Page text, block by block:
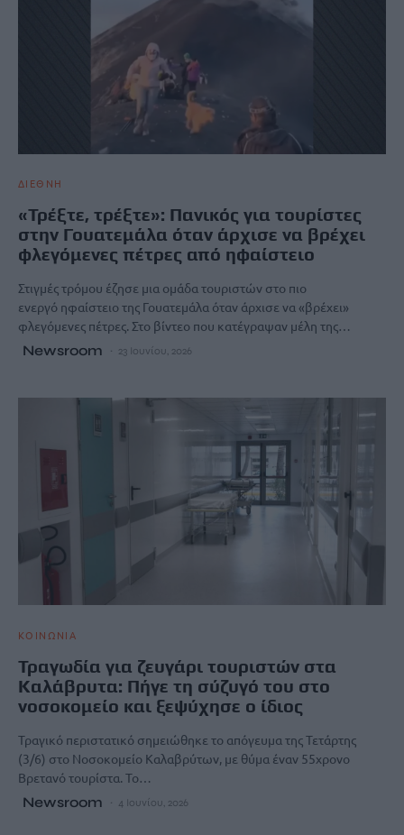
ΔΙΕΘΝΗ
«Τρέξτε, τρέξτε»: Πανικός για τουρίστες
στην Γουατεμάλα όταν άρχισε να βρέχει
φλεγόμενες πέτρες από ηφαίστειο
Στιγμές τρόμου έζησε μια ομάδα τουριστών στο πιο
ενεργό ηφαίστειο της Γουατεμάλα όταν άρχισε να «βρέχει»
φλεγόμενες πέτρες. Στο βίντεο που κατέγραψαν μέλη της…
Newsroom 23 Ιουνίου, 2026
ΚΟΙΝΩΝΙΑ
Τραγωδία για ζευγάρι τουριστών στα
Καλάβρυτα: Πήγε τη σύζυγό του στο
νοσοκομείο και ξεψύχησε ο ίδιος
Τραγικό περιστατικό σημειώθηκε το απόγευμα της Τετάρτης
(3/6) στο Νοσοκομείο Καλαβρύτων, με θύμα έναν 55χρονο
Βρετανό τουρίστα. Το…
Newsroom 4 Ιουνίου, 2026